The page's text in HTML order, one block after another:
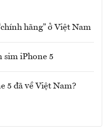
hãng” ở Việt Nam
sim iPhone 5
5 đã về Việt Nam?